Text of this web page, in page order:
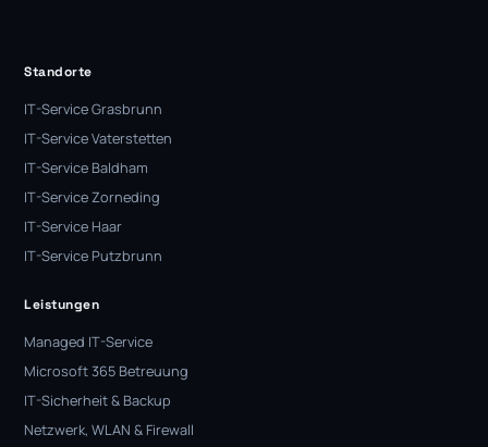
Standorte
IT-Service Grasbrunn
IT-Service Vaterstetten
IT-Service Baldham
IT-Service Zorneding
IT-Service Haar
IT-Service Putzbrunn
Leistungen
Managed IT-Service
Microsoft 365 Betreuung
IT-Sicherheit & Backup
Netzwerk, WLAN & Firewall